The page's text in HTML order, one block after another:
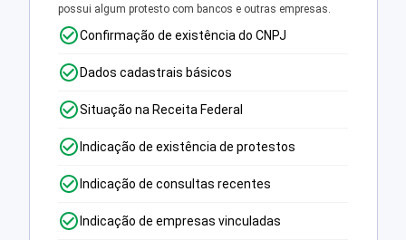
possui algum protesto com bancos e outras empresas.
Confirmação de existência do CNPJ
Dados cadastrais básicos
Situação na Receita Federal
Indicação de existência de protestos
Indicação de consultas recentes
Indicação de empresas vinculadas